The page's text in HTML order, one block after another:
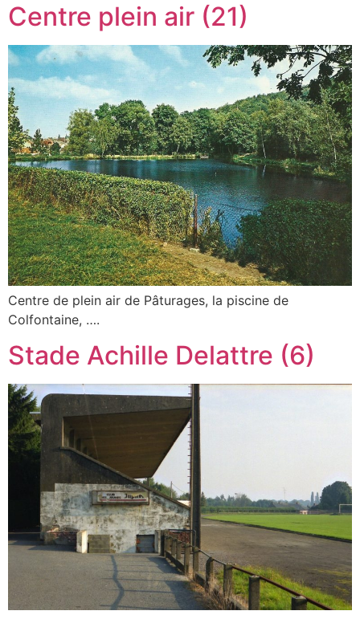
Centre plein air (21)
Centre de plein air de Pâturages, la piscine de
Colfontaine, ….
Stade Achille Delattre (6)